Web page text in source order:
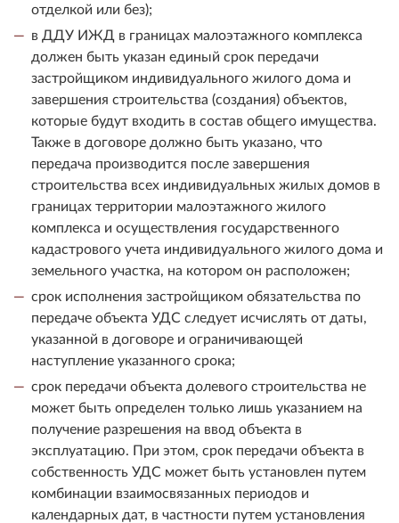
отделкой или без);
в ДДУ ИЖД в границах малоэтажного комплекса
должен быть указан единый срок передачи
застройщиком индивидуального жилого дома и
завершения строительства (создания) объектов,
которые будут входить в состав общего имущества.
Также в договоре должно быть указано, что
передача производится после завершения
строительства всех индивидуальных жилых домов в
границах территории малоэтажного жилого
комплекса и осуществления государственного
кадастрового учета индивидуального жилого дома и
земельного участка, на котором он расположен;
срок исполнения застройщиком обязательства по
передаче объекта УДС следует исчислять от даты,
указанной в договоре и ограничивающей
наступление указанного срока;
срок передачи объекта долевого строительства не
может быть определен только лишь указанием на
получение разрешения на ввод объекта в
эксплуатацию. При этом, срок передачи объекта в
собственность УДС может быть установлен путем
комбинации взаимосвязанных периодов и
календарных дат, в частности путем установления